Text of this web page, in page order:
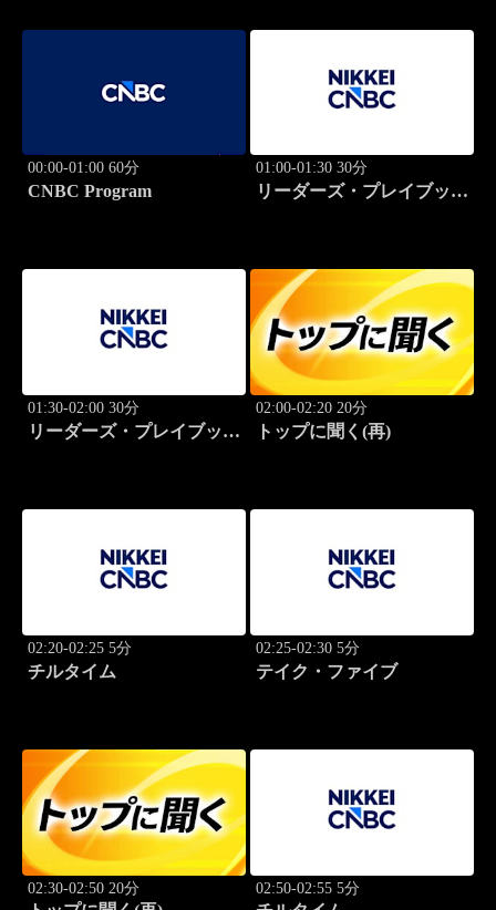
00:00-01:00 60分
CNBC Program
01:00-01:30 30分
リーダーズ・プレイブック
01:30-02:00 30分
リーダーズ・プレイブック
02:00-02:20 20分
トップに聞く(再)
02:20-02:25 5分
チルタイム
02:25-02:30 5分
テイク・ファイブ
02:30-02:50 20分 02:50-02:55 5分